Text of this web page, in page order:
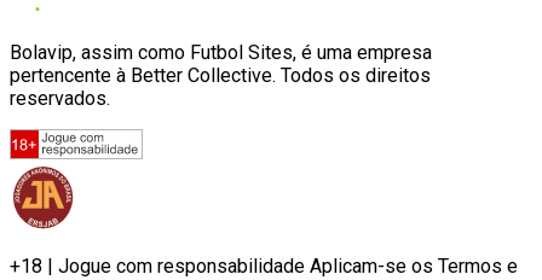
Bolavip, assim como Futbol Sites, é uma empresa
pertencente à Better Collective. Todos os direitos
reservados.
+18 | Jogue com responsabilidade Aplicam-se os Termos e